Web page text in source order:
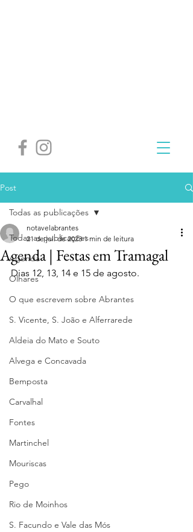
Post
Todas as publicações
Agenda
Olhares
O que escrevem sobre Abrantes
S. Vicente, S. João e Alferrarede
Aldeia do Mato e Souto
Alvega e Concavada
Bemposta
Carvalhal
Fontes
Martinchel
Mouriscas
Pego
Rio de Moinhos
S. Facundo e Vale das Mós
Todas as publicações
Agenda | Festas em Tramagal
notavelabrantes
21 de jul. de 2023 1 min de leitura
Dias 12, 13, 14 e 15 de agosto.